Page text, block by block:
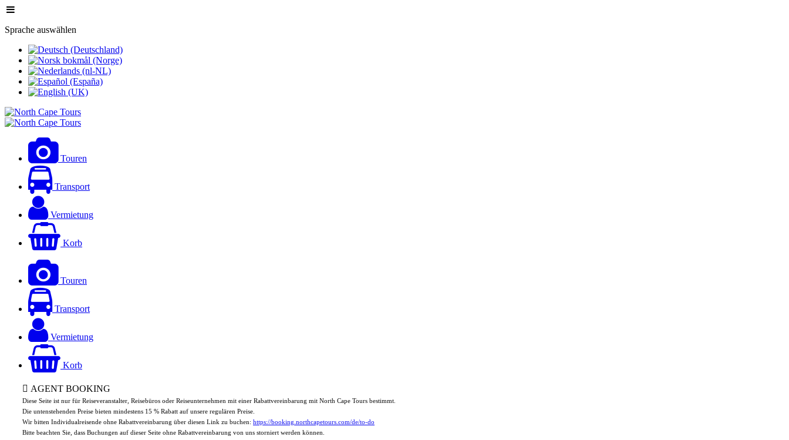
Sprache auswählen
Touren
Transport
Vermietung
Korb
Touren
Transport
Vermietung
Korb
AGENT BOOKING
Diese Seite ist nur für Reiseveranstalter, Reisebüros oder Reiseunternehmen mit einer Rabattvereinbarung mit North Cape Tours bestimmt.
Die untenstehenden Preise bieten mindestens 15 % Rabatt auf unsere regulären Preise.
Wir bitten Individualreisende ohne Rabattvereinbarung über diesen Link zu buchen: https://booking.northcapetours.com/de/to-do
Bitte beachten Sie, dass Buchungen auf dieser Seite ohne Rabattvereinbarung von uns storniert werden können.